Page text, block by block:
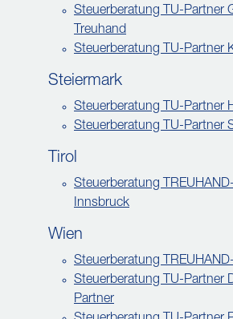
Steuerberatung TU-Partner
Treuhand
Steuerberatung TU-Partner
Steiermark
Steuerberatung TU-Partner
Steuerberatung TU-Partner
Tirol
Steuerberatung
Innsbruck
Wien
Steuerberatung
Steuerberatung TU-Partner
Partner